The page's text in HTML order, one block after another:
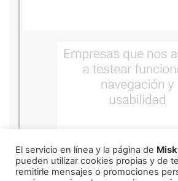
El servicio en línea y la página de
pueden utilizar cookies propias y de
remitirle mensajes o promociones